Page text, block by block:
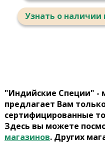
Узнать о наличии
"Индийские Специи" -
предлагает Вам
сертифицированные
Здесь вы можете
магазинов. Других